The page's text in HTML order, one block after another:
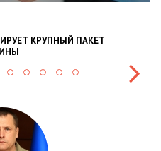
КРУПНЫЙ ПАКЕТ